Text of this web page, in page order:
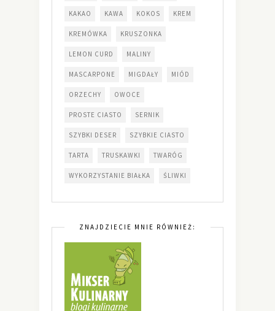
KAKAO KAWA KOKOS KREM
KREMÓWKA KRUSZONKA
LEMON CURD MALINY
MASCARPONE MIGDAŁY MIÓD
ORZECHY OWOCE
PROSTE CIASTO SERNIK
SZYBKI DESER SZYBKIE CIASTO
TARTA TRUSKAWKI TWARÓG
WYKORZYSTANIE BIAŁKA ŚLIWKI
ZNAJDZIECIE MNIE RÓWNIEŻ: